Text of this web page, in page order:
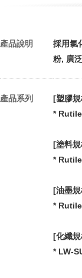
產品說明
採用氯
粉, 廣
產品系列
[塑膠
*
[塗料
*
[油墨
*
[化纖
* LW-